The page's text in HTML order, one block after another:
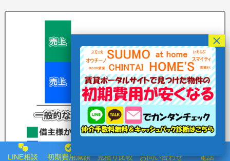
LINE相談 初期費用減額 見積り比較 お問い合わせ 電話